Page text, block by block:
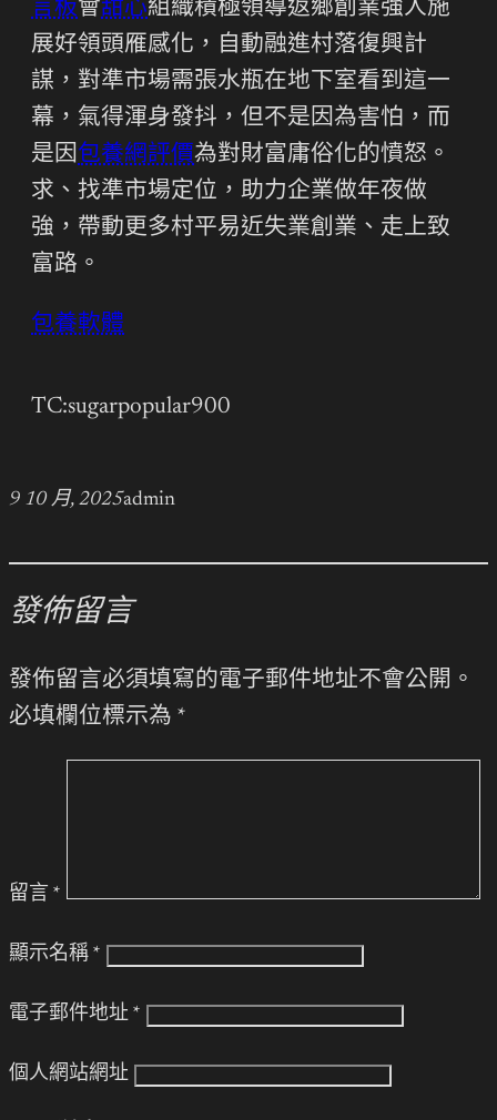
言板會甜心組織積極領導返鄉創業強人施
展好領頭雁感化，自動融進村落復興計
謀，對準市場需張水瓶在地下室看到這一
幕，氣得渾身發抖，但不是因為害怕，而
是因包養網評價為對財富庸俗化的憤怒。
求、找準市場定位，助力企業做年夜做
強，帶動更多村平易近失業創業、走上致
富路。
包養軟體
TC:sugarpopular900
9 10 月, 2025admin
發佈留言
發佈留言必須填寫的電子郵件地址不會公開。
必填欄位標示為 *
留言 *
顯示名稱 *
電子郵件地址 *
個人網站網址